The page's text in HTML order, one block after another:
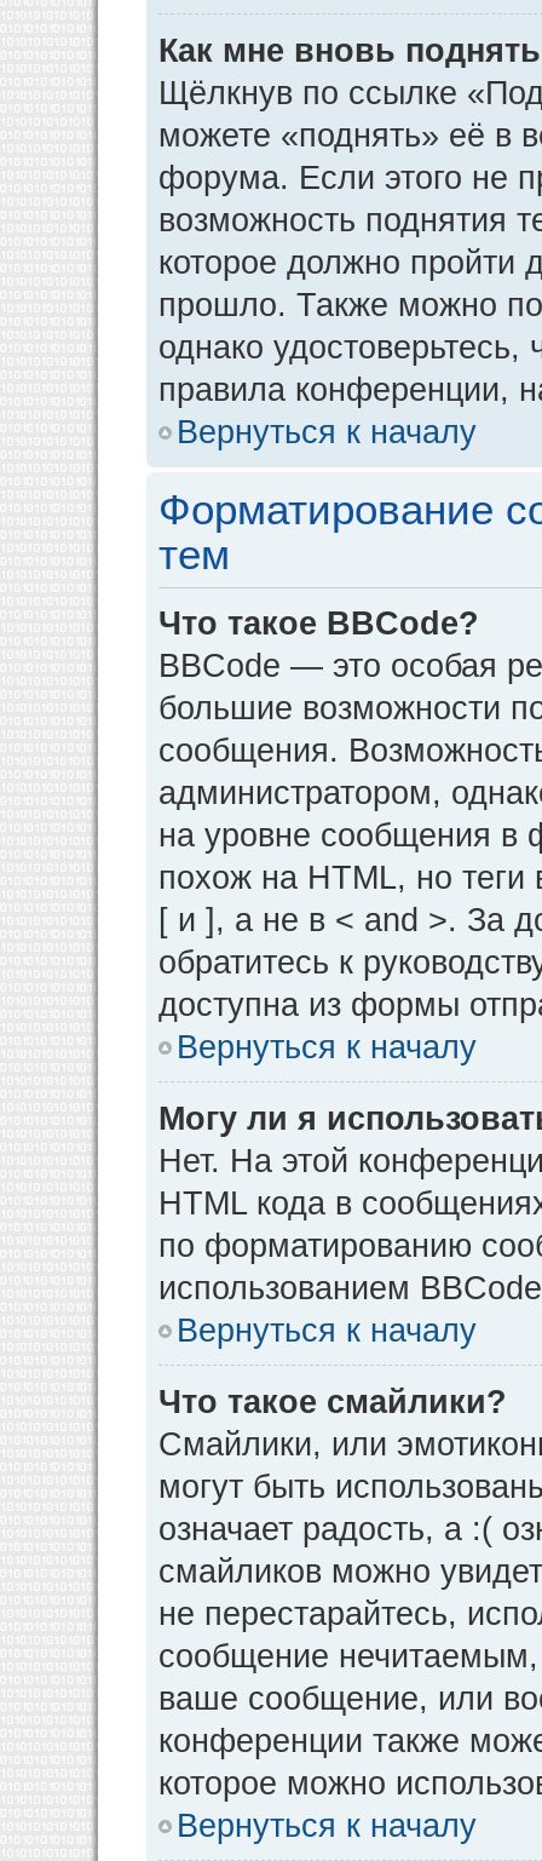
Как мне вновь
Щёлкнув по ссылке
можете «поднять» её в
форума. Если этого не
возможность поднятия
которое должно пройти
прошло. Также можно
однако
правила конференции,
Вернуться к началу
Форматирование
тем
Что такое BBCode?
BBCode — это особая
большие возможности
сообщения.
администратором,
на уровне сообщения в
похож на HTML, но теги
[ и ], а не в < and >. За
обратитесь к
доступна из формы
Вернуться к началу
Могу ли я
Нет. На этой
HTML кода в
по форматированию
использованием
Вернуться к началу
Что такое смайлики?
Смайлики, или
могут быть
означает радость, а :(
смайликов можно
не перестарайтесь,
сообщение нечитаемым,
ваше сообщение, или
конференции также
которое можно
Вернуться к началу